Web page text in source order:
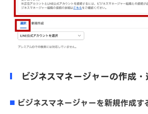
ビジネスマネージャーの作成
ビジネスマネージャーを新規作成す